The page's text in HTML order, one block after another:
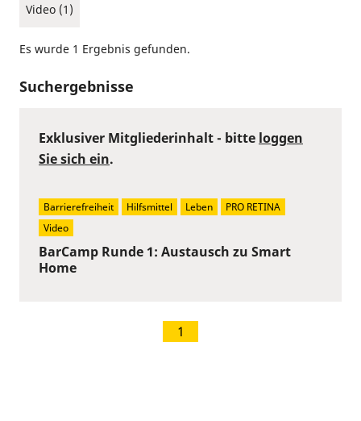
Video (1)
Es wurde 1 Ergebnis gefunden.
Suchergebnisse
BarCamp Runde 1: Austausch zu Smart
Home
Exklusiver Mitgliederinhalt - bitte loggen
Sie sich ein.
Barrierefreiheit Hilfsmittel Leben
PRO RETINA
Video
1